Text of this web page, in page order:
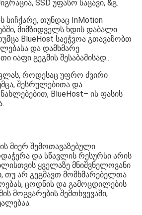
SSD უფასო საცავი, &გ.
სიჩქარე, თუნდაც InMotion
მიმზიდველს ხდის დაბალი
BlueHost საეჭვოა გთავაზობთ
და დამხმარე
იაფი გეგმის შესაბამისად..
როდესაც უფრო ძვირი
შესრულებითა და
BlueHost– ის ფასის
მიერ შემოთავაზებული
და სწავლის რესურსი არის
ყველაზე მნიშვნელოვანი
თუ არ გეგმავთ მომხმარებელთა
ცოდნის და გამოცდილების
მოგვარების შემთხვევაში,